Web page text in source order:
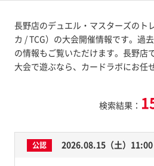
長野店のデュエル・マスターズのト
カ / TCG）の大会開催情報です。過
の情報もご覧いただけます。長野店
大会で遊ぶなら、カードラボにお任
検索結果：
公認 2026.08.15（土）11:00